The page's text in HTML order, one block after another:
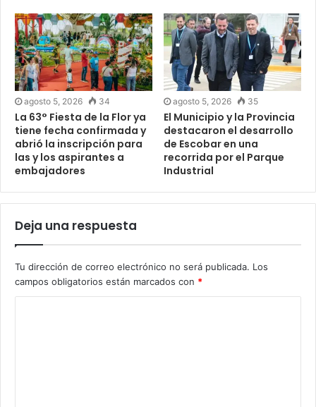
agosto 5, 2026 34
La 63° Fiesta de la Flor ya
tiene fecha confirmada y
abrió la inscripción para
las y los aspirantes a
embajadores
agosto 5, 2026 35
El Municipio y la Provincia
destacaron el desarrollo
de Escobar en una
recorrida por el Parque
Industrial
Deja una respuesta
Tu dirección de correo electrónico no será publicada. Los
campos obligatorios están marcados con *